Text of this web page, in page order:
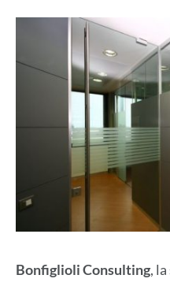
Bonfiglioli Consulting,